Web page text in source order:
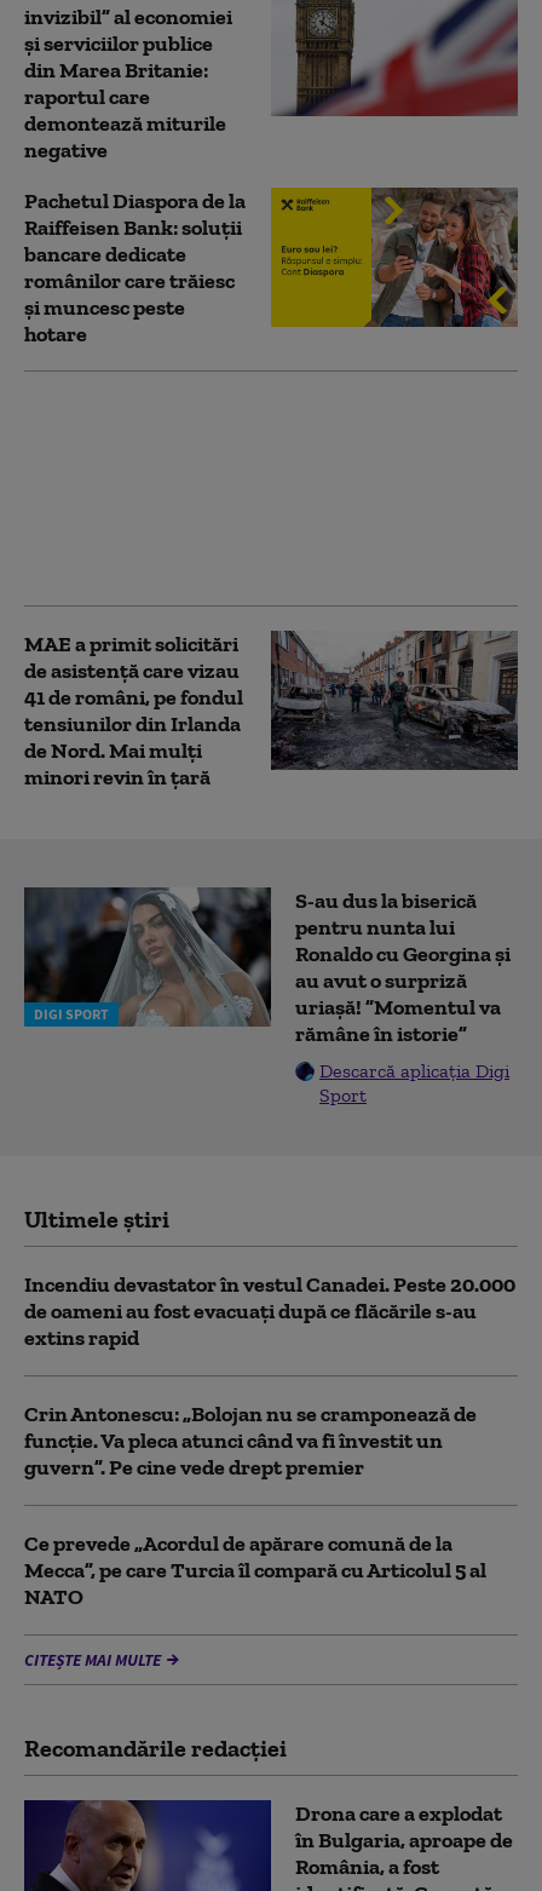
invizibil” al economiei
și serviciilor publice
din Marea Britanie:
raportul care
demontează miturile
negative
Pachetul Diaspora de la
Raiffeisen Bank: soluții
bancare dedicate
românilor care trăiesc
și muncesc peste
hotare
MAE a primit solicitări
de asistenţă care vizau
41 de români, pe fondul
tensiunilor din Irlanda
de Nord. Mai mulți
minori revin în țară
DIGI SPORT
S-au dus la biserică
pentru nunta lui
Ronaldo cu Georgina și
au avut o surpriză
uriașă! ”Momentul va
rămâne în istorie”
Descarcă aplicația Digi
Sport
Ultimele știri
Incendiu devastator în vestul Canadei. Peste 20.000
de oameni au fost evacuați după ce flăcările s-au
extins rapid
Crin Antonescu: „Bolojan nu se cramponează de
funcție. Va pleca atunci când va fi învestit un
guvern”. Pe cine vede drept premier
Ce prevede „Acordul de apărare comună de la
Mecca”, pe care Turcia îl compară cu Articolul 5 al
NATO
CITEȘTE MAI MULTE
Recomandările redacţiei
Drona care a explodat
în Bulgaria, aproape de
România, a fost